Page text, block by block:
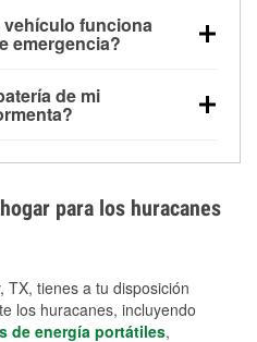
de respaldo para
del motor y pueden
que puede provocar una
vehículo funciona
emergencia?
porque son
y más
de mi
Evitar el agua estancada y
de respaldo son
efectivas.
para los huracanes
TX, tienes a tu disposición
los huracanes, incluyendo
de energía portátiles,